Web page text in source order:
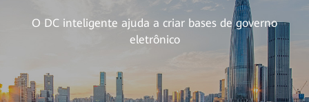
O DC inteligente ajuda a criar bases de governo
eletrônico